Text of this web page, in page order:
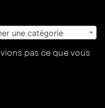
une catégorie
pas ce que vous